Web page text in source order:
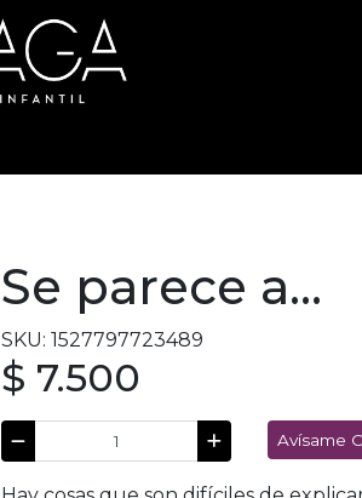
Se parece a...
SKU: 1527797723489
$ 7.500
Avísame